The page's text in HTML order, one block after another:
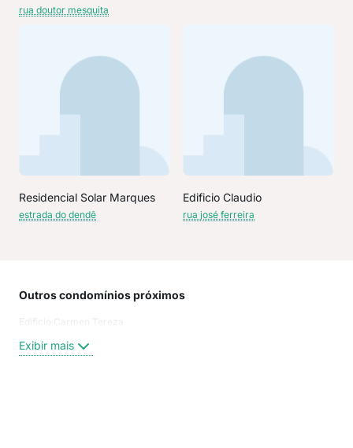
rua doutor mesquita
Residencial Solar Marques
estrada do dendê
Edificio Claudio
rua josé ferreira
Outros condomínios próximos
Edificio Carmen Tereza
Exibir mais